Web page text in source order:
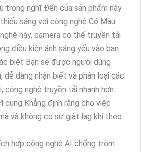
trọng nghĩ Đến của sản phẩm này
sáng với công nghệ Có Màu
này, camera có thể truyền tải
điều kiện ánh sáng yếu vào ban
biệt Bạn sẽ được người dùng
dàng nhận biết và phân loại các
nghệ truyền tải nhanh hơn
cũng Khẳng định rằng cho việc
và không có sự giật lag khi theo
hợp công nghệ AI chống trộm